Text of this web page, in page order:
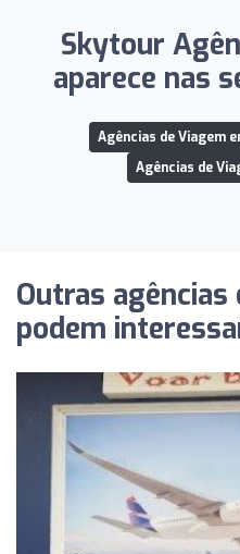
Skytour
aparece nas
Agências de Viagem
Agências de
Outras agências
podem